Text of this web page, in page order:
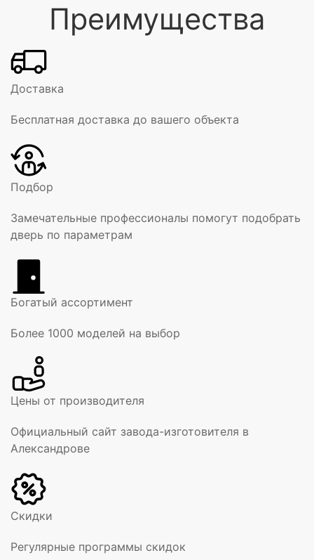
Преимущества
Доставка
Бесплатная доставка до вашего объекта
Подбор
Замечательные профессионалы помогут подобрать
дверь по параметрам
Богатый ассортимент
Более 1000 моделей на выбор
Цены от производителя
Официальный сайт завода-изготовителя в
Александрове
Скидки
Регулярные программы скидок